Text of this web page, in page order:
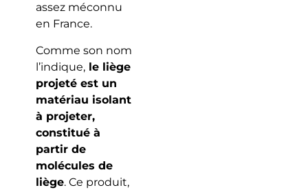
assez méconnu
en France.
Comme son nom
l’indique,le liège
projeté est un
matériau isolant
à projeter,
constitué à
partir de
molécules de
liège. Ce produit,